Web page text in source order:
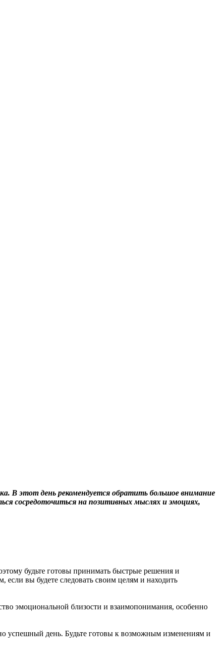
В этот день рекомендуется обратить большое внимание
сосредоточиться на позитивных мыслях и эмоциях,
будьте готовы принимать быстрые решения и
вы будете следовать своим целям и находить
эмоциональной близости и взаимопонимания, особенно
успешный день. Будьте готовы к возможным изменениям и